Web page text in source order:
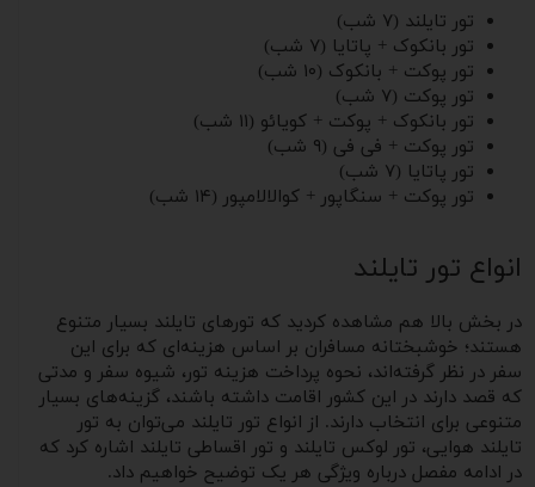
تور تایلند (۷ شب)
تور بانکوک + پاتایا (۷ شب)
تور پوکت + بانکوک (۱۰ شب)
تور پوکت (۷ شب)
تور بانکوک + پوکت + کویائو (۱۱ شب)
تور پوکت + فی فی (۹ شب)
تور پاتایا (۷ شب)
تور پوکت + سنگاپور + کوالالامپور (۱۴ شب)
انواع تور تایلند
در بخش بالا هم مشاهده کردید که تورهای تایلند بسیار متنوع
هستند؛ خوشبختانه مسافران بر اساس هزینه‌ای که برای این
سفر در نظر گرفته‌اند، نحوه پرداخت هزینه تور، شیوه سفر و مدتی
که قصد دارند در این کشور اقامت داشته باشند، گزینه‌های بسیار
متنوعی برای انتخاب دارند. از انواع تور تایلند می‌توان به تور
تایلند هوایی، تور لوکس تایلند و تور اقساطی تایلند اشاره کرد که
در ادامه مفصل درباره ویژگی هر یک توضیح خواهیم داد.